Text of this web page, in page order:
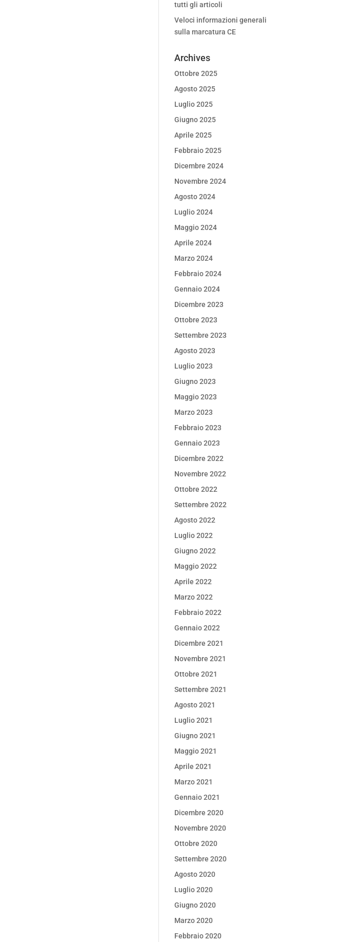
tutti gli articoli
Veloci informazioni generali
sulla marcatura CE
Archives
Ottobre 2025
Agosto 2025
Luglio 2025
Giugno 2025
Aprile 2025
Febbraio 2025
Dicembre 2024
Novembre 2024
Agosto 2024
Luglio 2024
Maggio 2024
Aprile 2024
Marzo 2024
Febbraio 2024
Gennaio 2024
Dicembre 2023
Ottobre 2023
Settembre 2023
Agosto 2023
Luglio 2023
Giugno 2023
Maggio 2023
Marzo 2023
Febbraio 2023
Gennaio 2023
Dicembre 2022
Novembre 2022
Ottobre 2022
Settembre 2022
Agosto 2022
Luglio 2022
Giugno 2022
Maggio 2022
Aprile 2022
Marzo 2022
Febbraio 2022
Gennaio 2022
Dicembre 2021
Novembre 2021
Ottobre 2021
Settembre 2021
Agosto 2021
Luglio 2021
Giugno 2021
Maggio 2021
Aprile 2021
Marzo 2021
Gennaio 2021
Dicembre 2020
Novembre 2020
Ottobre 2020
Settembre 2020
Agosto 2020
Luglio 2020
Giugno 2020
Marzo 2020
Febbraio 2020